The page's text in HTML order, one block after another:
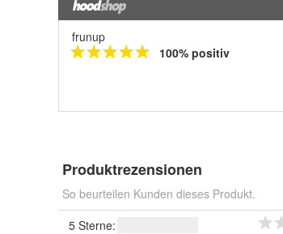
frunup
100% positiv
Produktrezensionen
So beurteilen Kunden dieses Produkt.
5 Sterne: